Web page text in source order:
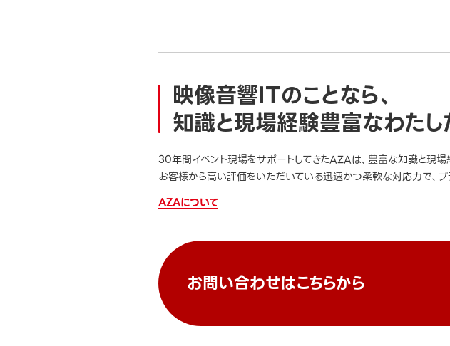
映像音響ITのことなら、
知識と現場経験豊富なわたし
30年間イベント現場をサポートしてきたAZAは、豊富な知識と現場
お客様から高い評価をいただいている迅速かつ柔軟な対応力で、プ
AZAについて
お問い合わせはこちらから